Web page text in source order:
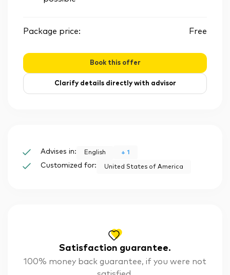
Satisfaction guarantee.
100% money back guarantee, if you were not
Package price: Free
Book this offer
Clarify details directly with advisor
Advises in: English + 1
Customized for: United States of America